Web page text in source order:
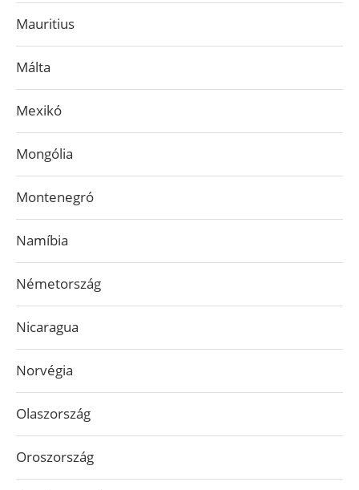
Mauritius
Málta
Mexikó
Mongólia
Montenegró
Namíbia
Németország
Nicaragua
Norvégia
Olaszország
Oroszország